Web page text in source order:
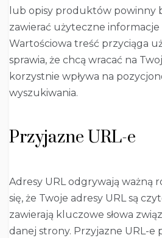
lub opisy produktów powinny
zawierać użyteczne
Wartościowa treść przyciąga
sprawia, że chcą wracać na
korzystnie wpływa na
wyszukiwania.
Przyjazne URL-e
Adresy URL odgrywają ważną
się, że Twoje adresy URL są
zawierają kluczowe słowa
danej strony. Przyjazne URL-e